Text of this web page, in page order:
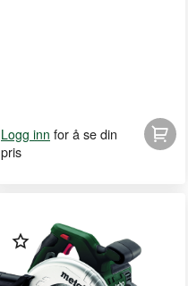
Logg inn for å se din
pris